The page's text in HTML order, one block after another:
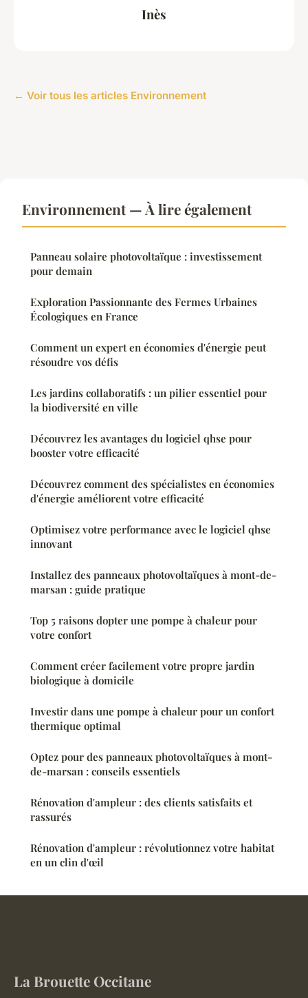
Inès
← Voir tous les articles Environnement
Environnement — À lire également
Panneau solaire photovoltaïque : investissement
pour demain
Exploration Passionnante des Fermes Urbaines
Écologiques en France
Comment un expert en économies d'énergie peut
résoudre vos défis
Les jardins collaboratifs : un pilier essentiel pour
la biodiversité en ville
Découvrez les avantages du logiciel qhse pour
booster votre efficacité
Découvrez comment des spécialistes en économies
d'énergie améliorent votre efficacité
Optimisez votre performance avec le logiciel qhse
innovant
Installez des panneaux photovoltaïques à mont-de-
marsan : guide pratique
Top 5 raisons dopter une pompe à chaleur pour
votre confort
Comment créer facilement votre propre jardin
biologique à domicile
Investir dans une pompe à chaleur pour un confort
thermique optimal
Optez pour des panneaux photovoltaïques à mont-
de-marsan : conseils essentiels
Rénovation d'ampleur : des clients satisfaits et
rassurés
Rénovation d'ampleur : révolutionnez votre habitat
en un clin d'œil
La Brouette Occitane